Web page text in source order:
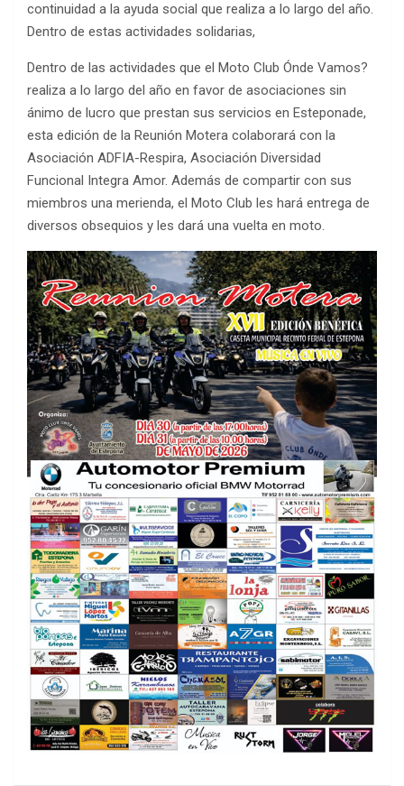
continuidad a la ayuda social que realiza a lo largo del año.
Dentro de estas actividades solidarias,
Dentro de las actividades que el Moto Club Ónde Vamos?
realiza a lo largo del año en favor de asociaciones sin
ánimo de lucro que prestan sus servicios en Esteponade,
esta edición de la Reunión Motera colaborará con la
Asociación ADFIA-Respira, Asociación Diversidad
Funcional Integra Amor. Además de compartir con sus
miembros una merienda, el Moto Club les hará entrega de
diversos obsequios y les dará una vuelta en moto.